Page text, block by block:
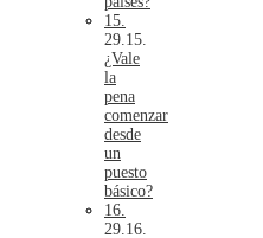
15.
¿Vale
la
pena
comenzar
desde
un
puesto
básico?
16.